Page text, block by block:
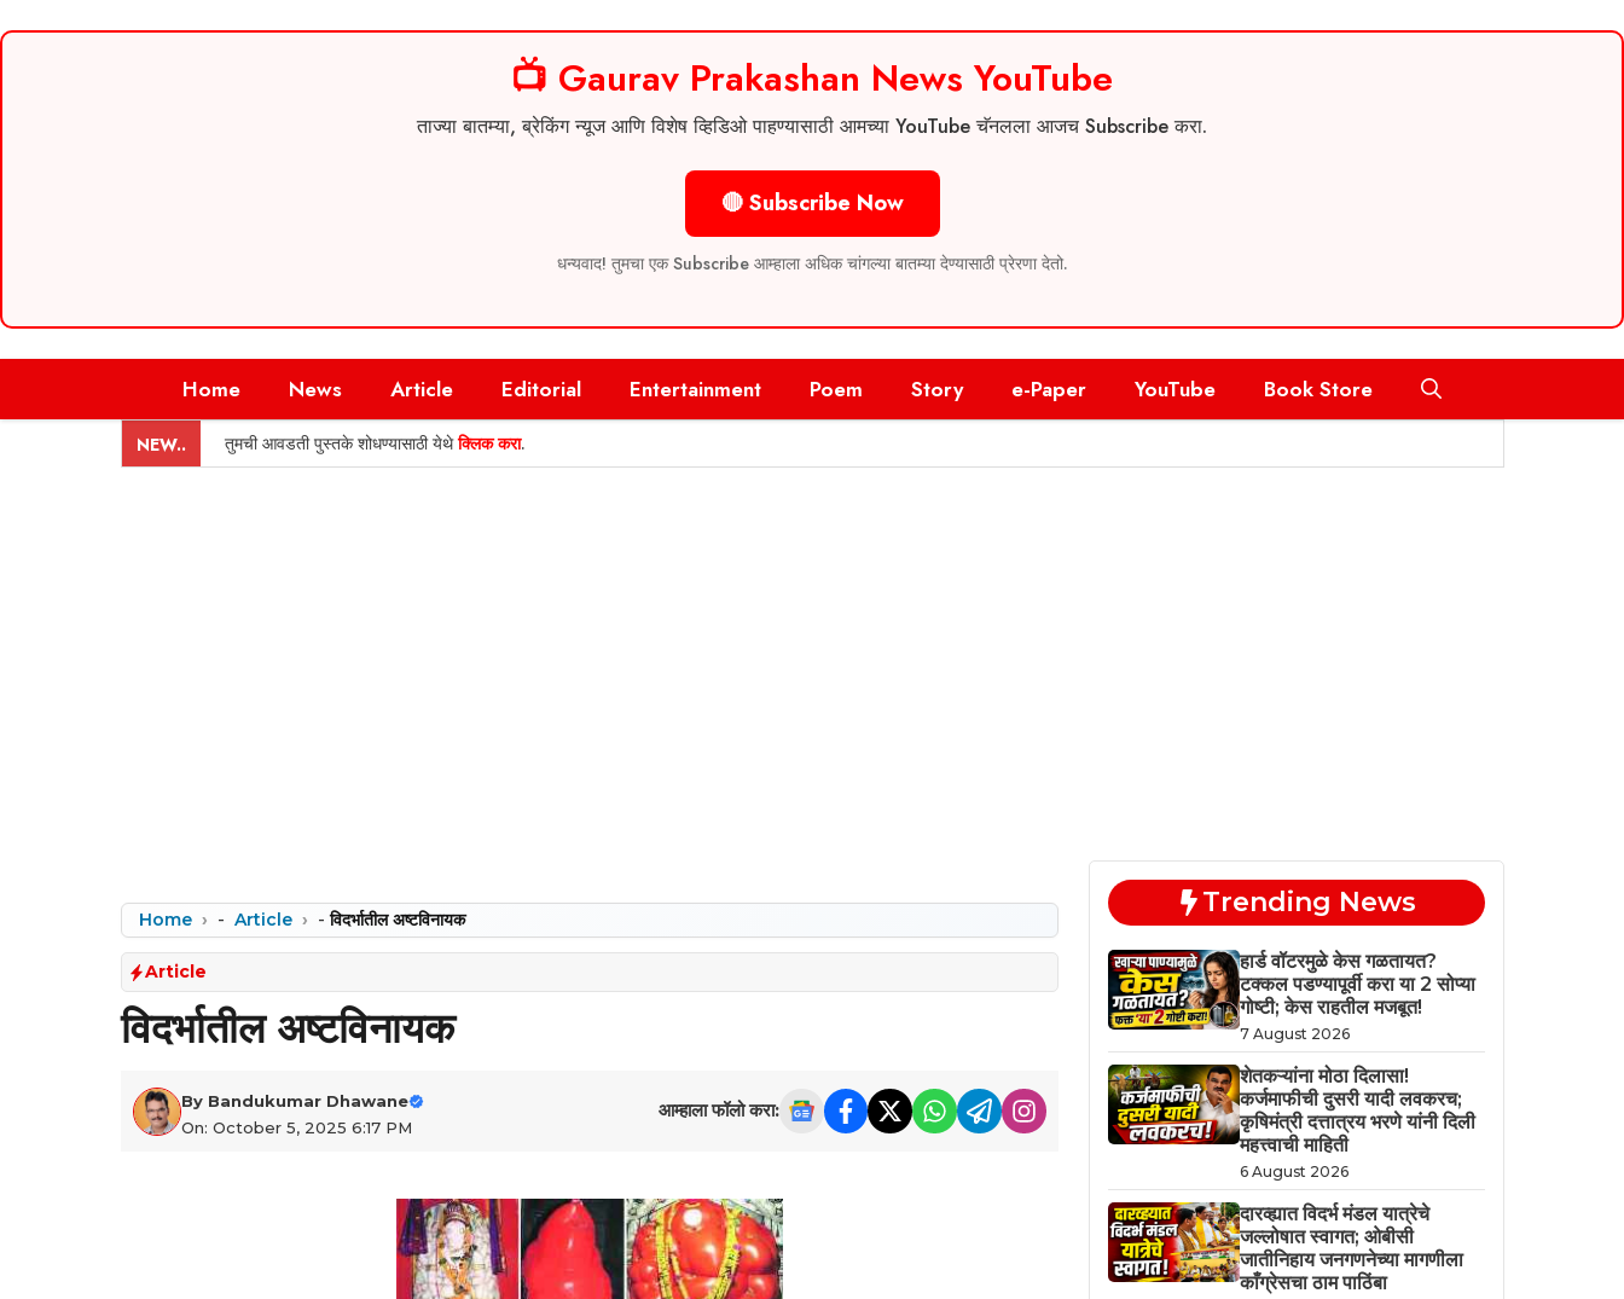
📺 Gaurav Prakashan News YouTube
ताज्या बातम्या, ब्रेकिंग न्यूज आणि विशेष व्हिडिओ पाहण्यासाठी आमच्या YouTube चॅनलला आजच Subscribe करा.
🔴 Subscribe Now
धन्यवाद! तुमचा एक Subscribe आम्हाला अधिक चांगल्या बातम्या देण्यासाठी प्रेरणा देतो.
Home News Article Editorial Entertainment Poem Story e-Paper YouTube Book Store
NEW.. तुमची आवडती पुस्तके शोधण्यासाठी येथेक्लिक करा.
Home - Article -विदर्भातील अष्टविनायक
Article
विदर्भातील अष्टविनायक
By Bandukumar Dhawane
On: October 5, 2025 6:17 PM
आम्हाला फॉलो करा:
Trending News
हार्ड वॉटरमुळे केस गळतायत?
टक्कल पडण्यापूर्वी करा या 2 सोप्या
गोष्टी; केस राहतील मजबूत!
7 August 2026
शेतकऱ्यांना मोठा दिलासा!
कर्जमाफीची दुसरी यादी लवकरच;
कृषिमंत्री दत्तात्रय भरणे यांनी दिली
महत्त्वाची माहिती
6 August 2026
दारव्ह्यात विदर्भ मंडल यात्रेचे
जल्लोषात स्वागत; ओबीसी
जातीनिहाय जनगणनेच्या मागणीला
काँग्रेसचा ठाम पाठिंबा